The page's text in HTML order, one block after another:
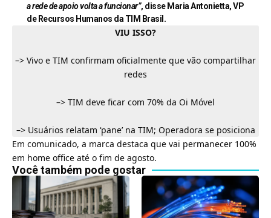
a rede de apoio volta a funcionar”, disse Maria Antonietta, VP
de Recursos Humanos da TIM Brasil .
VIU ISSO?
–> Vivo e TIM confirmam oficialmente que vão compartilhar
redes
–> TIM deve ficar com 70% da Oi Móvel
–> Usuários relatam ‘pane’ na TIM; Operadora se posiciona
Em comunicado, a marca destaca que vai permanecer 100%
em home office até o fim de agosto.
Você também pode gostar